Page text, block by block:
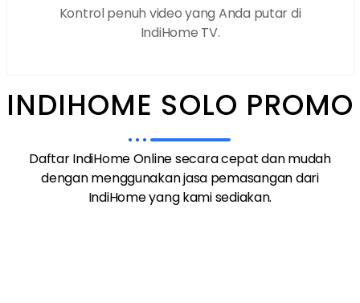
Kontrol penuh video yang Anda putar di
IndiHome TV.
INDIHOME SOLO PROMO
Daftar IndiHome Online secara cepat dan mudah
dengan menggunakan jasa pemasangan dari
IndiHome yang kami sediakan.